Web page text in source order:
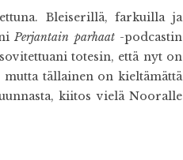
Bleiserillä, farkuilla ja
Perjantain parhaat-podcastin
totesin, että nyt on
tällainen on kieltämättä
kiitos vielä Nooralle